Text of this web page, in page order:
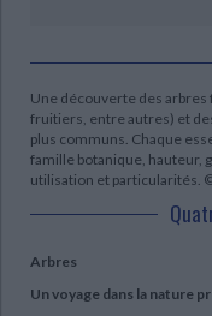
Une découverte des
fruitiers, entre autres) et
plus communs. Chaque
famille botanique, hauteur,
utilisation et particularités.
Arbres
Un voyage dans la nature